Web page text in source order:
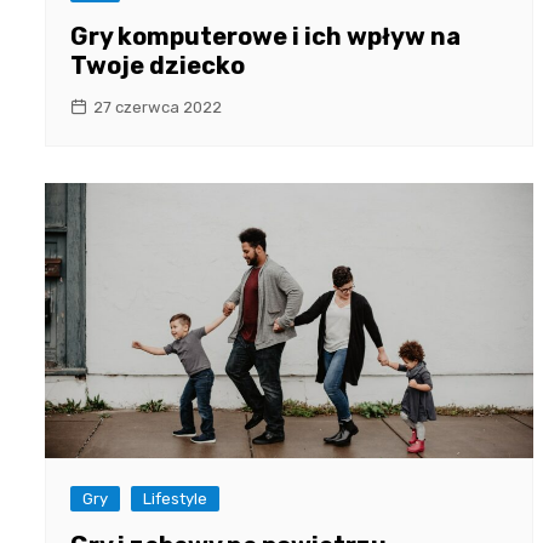
Gry komputerowe i ich wpływ na
Twoje dziecko
27 czerwca 2022
Gry Lifestyle